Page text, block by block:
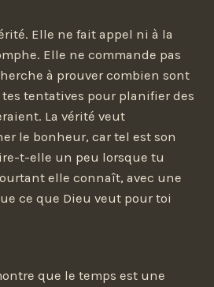
Elle ne fait appel ni à la
Elle ne commande pas
à prouver combien sont
tentatives pour planifier des
La vérité veut
le bonheur, car tel est son
t-elle un peu lorsque tu
elle connaît, avec une
ce que Dieu veut pour toi
que le temps est une